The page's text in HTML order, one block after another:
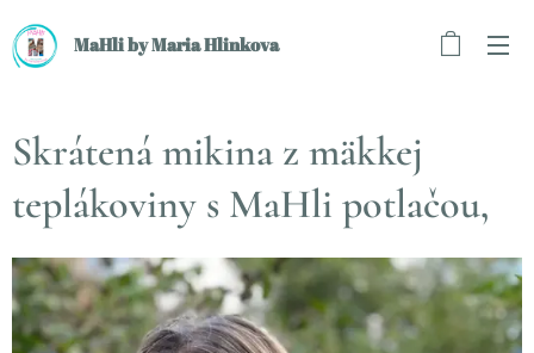
MaHli by Maria Hlinkova
Skrátená mikina z mäkkej
teplákoviny s MaHli potlačou,